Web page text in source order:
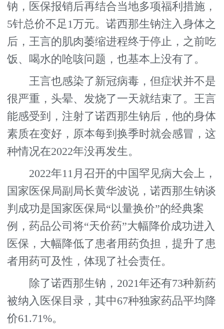
钠，医保报销后再结合当地多项福利措施，
5针总价不足1万元。诺西那生钠注入身体之
后，王言的肌肉萎缩进程终于停止，之前吃
饭、喝水的呛咳问题，也基本上没有了。
王言也感染了新冠病毒，但症状并不是
很严重，头晕、发烧了一天就结束了。王言
能感受到，注射了诺西那生钠后，他的身体
素质在变好，原本每到换季时就会感冒，这
种情况在2022年没再发生。
2022年11月召开的中国罕见病大会上，
国家医保局副局长黄华波说，诺西那生钠谈
判成功是国家医保局“以量换价”的经典案
例，药品公司将“天价药”大幅降价成功进入
医保，大幅降低了患者用药负担，提升了患
者用药可及性，体现了社会责任。
除了诺西那生钠，2021年还有73种新药
被纳入医保目录，其中67种独家药品平均降
价61.71%。